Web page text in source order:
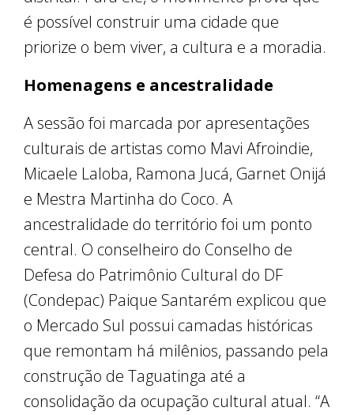
é possível construir uma cidade que
priorize o bem viver, a cultura e a moradia.
Homenagens e ancestralidade
A sessão foi marcada por apresentações
culturais de artistas como Mavi Afroindie,
Micaele Laloba, Ramona Jucá, Garnet Onijá
e Mestra Martinha do Coco. A
ancestralidade do território foi um ponto
central. O conselheiro do Conselho de
Defesa do Patrimônio Cultural do DF
(Condepac) Paique Santarém explicou que
o Mercado Sul possui camadas históricas
que remontam há milênios, passando pela
construção de Taguatinga até a
consolidação da ocupação cultural atual. “A